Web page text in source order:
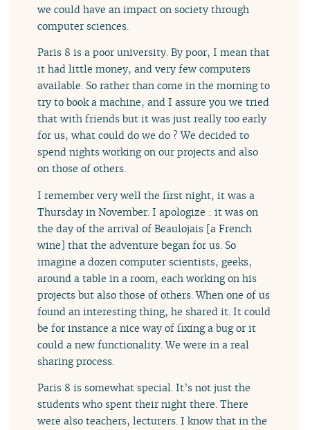
we could have an impact on society through
computer sciences.
Paris 8 is a poor university. By poor, I mean that
it had little money, and very few computers
available. So rather than come in the morning to
try to book a machine, and I assure you we tried
that with friends but it was just really too early
for us, what could do we do ? We decided to
spend nights working on our projects and also
on those of others.
I remember very well the first night, it was a
Thursday in November. I apologize : it was on
the day of the arrival of Beaulojais [a French
wine] that the adventure began for us. So
imagine a dozen computer scientists, geeks,
around a table in a room, each working on his
projects but also those of others. When one of us
found an interesting thing, he shared it. It could
be for instance a nice way of fixing a bug or it
could a new functionality. We were in a real
sharing process.
Paris 8 is somewhat special. It’s not just the
students who spent their night there. There
were also teachers, lecturers. I know that in the